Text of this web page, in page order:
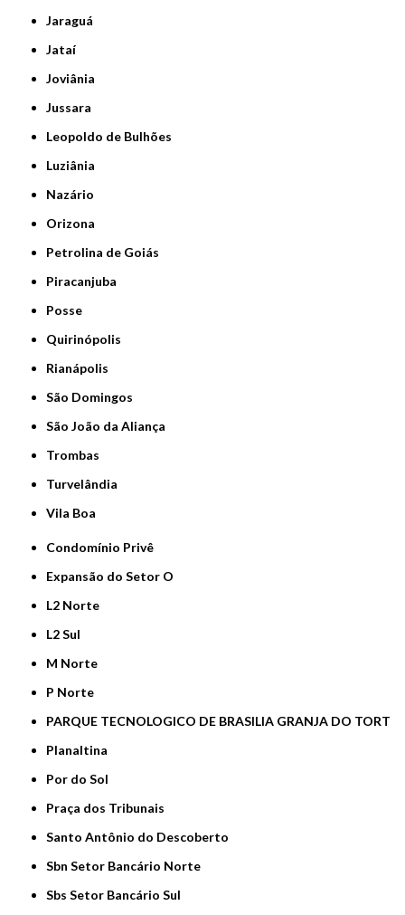
Jaraguá
Jataí
Joviânia
Jussara
Leopoldo de Bulhões
Luziânia
Nazário
Orizona
Petrolina de Goiás
Piracanjuba
Posse
Quirinópolis
Rianápolis
São Domingos
São João da Aliança
Trombas
Turvelândia
Vila Boa
Condomínio Privê
Expansão do Setor O
L2 Norte
L2 Sul
M Norte
P Norte
PARQUE TECNOLOGICO DE BRASILIA GRANJA DO TORT
Planaltina
Por do Sol
Praça dos Tribunais
Santo Antônio do Descoberto
Sbn Setor Bancário Norte
Sbs Setor Bancário Sul